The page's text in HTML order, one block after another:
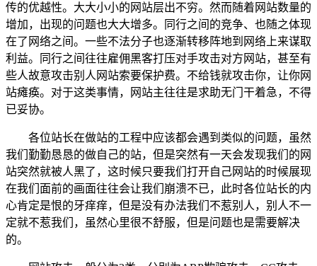
传的优越性。大大小小的网站层出不穷。然而随着网站数量的
增加，出现的问题也大大增多。同行之间的竞争、也随之体现
在了网络之间。一些不法分子也逐渐转移阵地到网络上来谋取
利益。同行之间往往雇佣黑客打压对手攻击对方网站，甚至有
些人故意攻击别人网站索要保护费。不给钱就攻击你，让你网
站瘫痪。对于这类事情，网站主往往是求助无门干着急，不得
已妥协。
各位站长在做站的工程中应该都会遇到类似的问题，虽然
我们勤勤恳恳的做自己的站，但是突然有一天会发现我们的网
站突然就被人黑了，这时候只要我们打开自己网站的时候展现
在我们面前的画面往往会让我们崩溃不已，此时各位站长的内
心肯定是恨的牙痒痒，但是没有办法我们不惹别人，别人不一
定就不惹我们，虽然心里很不舒服，但是问题也是需要解决
的。